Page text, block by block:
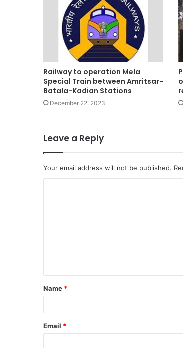
Railway to operation Mela
Special Train between Amritsar-
Batala-Kadian Stations
December 22, 2023
Leave a Reply
Your email address will not be published.
t
*
Name *
Email *